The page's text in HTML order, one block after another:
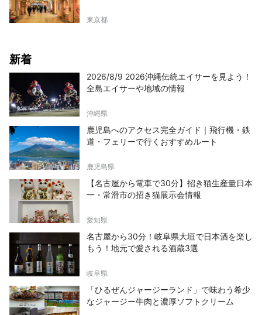
東京都
新着
2026/8/9 2026沖縄伝統エイサーを見よう！
全島エイサーや地域の情報
沖縄県
鹿児島へのアクセス完全ガイド｜飛行機・鉄
道・フェリーで行くおすすめルート
鹿児島県
【名古屋から電車で30分】招き猫生産量日本
一・常滑市の招き猫展示会情報
愛知県
名古屋から30分！岐阜県大垣で日本酒を楽し
もう！地元で愛される酒蔵3選
岐阜県
「ひるぜんジャージーランド」で味わう希少
なジャージー牛肉と濃厚ソフトクリーム